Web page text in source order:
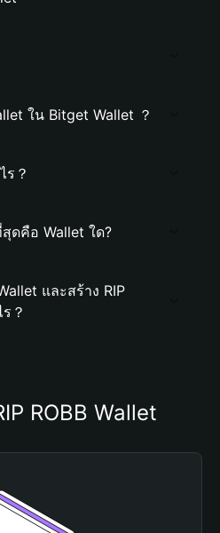
ใน Bitget Wallet ？
ร？
สุดคือ Wallet ใด?
และสร้าง RIP
？
ROBB Wallet